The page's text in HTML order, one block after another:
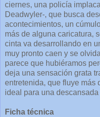
ciernes, una policía
Deadwyler-, que busca
acontecimientos, un
más de alguna caricatura,
cinta va desarrollando en
muy pronto caen y se
parece que hubiéramos
deja una sensación grata
entretenida, que fluye más
ideal para una
Ficha técnica